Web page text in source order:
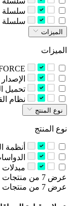
‫سلسلة
الميزات
الميزات
‫تحميل
‫نظام
نوع المنتج
نوع المنتج
‫أنظمة
عرض 7 من منتجات 7
عرض 7 من منتجات 7